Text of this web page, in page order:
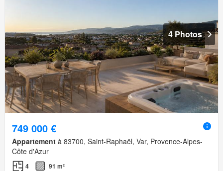
4 Photos
749 000 €
Appartement à 83700, Saint-Raphaël, Var, Provence-Alpes-
Côte d'Azur
4 91 m²